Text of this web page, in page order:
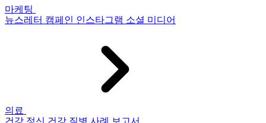
마케팅
뉴스레터 캠페인 인스타그램 소셜 미디어
의료